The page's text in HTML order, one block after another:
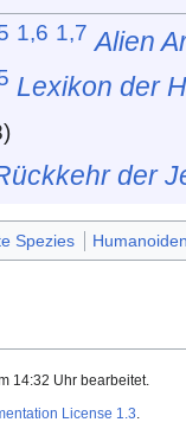
1,6 1,7 Alien
Lexikon der
der
Spezies
14:32 Uhr bearbeitet.
License 1.3.